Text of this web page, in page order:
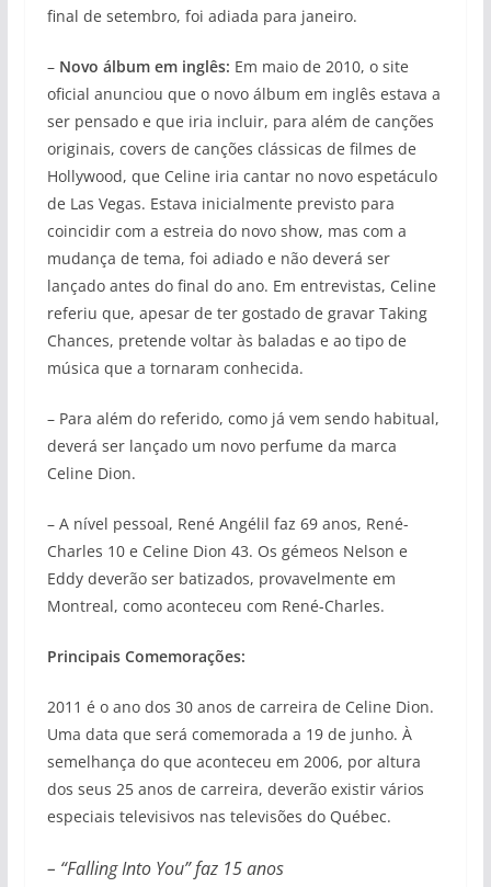
final de setembro, foi adiada para janeiro.
– Novo álbum em inglês: Em maio de 2010, o site
oficial anunciou que o novo álbum em inglês estava a
ser pensado e que iria incluir, para além de canções
originais, covers de canções clássicas de filmes de
Hollywood, que Celine iria cantar no novo espetáculo
de Las Vegas. Estava inicialmente previsto para
coincidir com a estreia do novo show, mas com a
mudança de tema, foi adiado e não deverá ser
lançado antes do final do ano. Em entrevistas, Celine
referiu que, apesar de ter gostado de gravar Taking
Chances, pretende voltar às baladas e ao tipo de
música que a tornaram conhecida.
– Para além do referido, como já vem sendo habitual,
deverá ser lançado um novo perfume da marca
Celine Dion.
– A nível pessoal, René Angélil faz 69 anos, René-
Charles 10 e Celine Dion 43. Os gémeos Nelson e
Eddy deverão ser batizados, provavelmente em
Montreal, como aconteceu com René-Charles.
Principais Comemorações:
2011 é o ano dos 30 anos de carreira de Celine Dion.
Uma data que será comemorada a 19 de junho. À
semelhança do que aconteceu em 2006, por altura
dos seus 25 anos de carreira, deverão existir vários
especiais televisivos nas televisões do Québec.
– “Falling Into You” faz 15 anos